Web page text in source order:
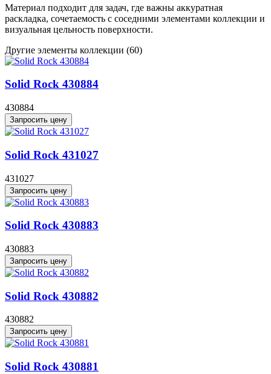
Материал подходит для задач, где важны аккуратная
раскладка, сочетаемость с соседними элементами коллекции и
визуальная цельность поверхности.
Другие элементы коллекции (60)
Solid Rock 430884
430884
Запросить цену
Solid Rock 431027
431027
Запросить цену
Solid Rock 430883
430883
Запросить цену
Solid Rock 430882
430882
Запросить цену
Solid Rock 430881